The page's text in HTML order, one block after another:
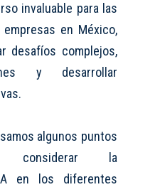
invaluable para las
en México,
desafíos complejos,
y desarrollar
algunos puntos
considerar la
en los diferentes